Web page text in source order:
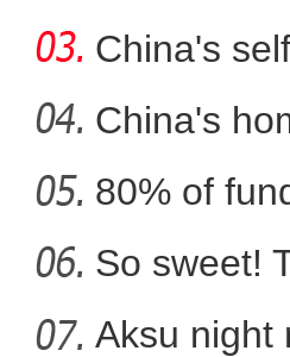
新疆
fli
China's
co
China's
80% of
So sweet!
Aksu night